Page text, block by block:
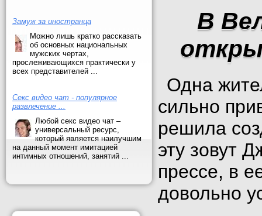
Замуж за иностранца
Можно лишь кратко рассказать
об основных национальных
мужских чертах,
прослеживающихся практически у
всех представителей ...
Секс видео чат - популярное
развлечение ...
Любой секс видео чат –
универсальный ресурс,
который является наилучшим
на данный момент имитацией
интимных отношений, занятий ...
В
Одна
сильно
решила
эту зовут
прессе, в
довольно